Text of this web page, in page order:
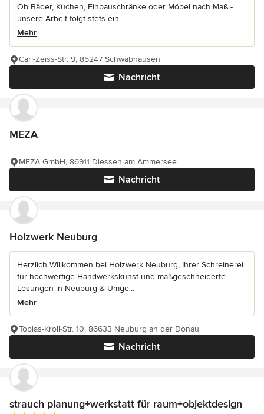
Ob Bäder, Küchen, Einbauschränke oder Möbel nach Maß -
unsere Arbeit folgt stets ein...
Mehr
Nachricht
Carl-Zeiss-Str. 9, 85247 Schwabhausen
MEZA
Nachricht
MEZA GmbH, 86911 Diessen am Ammersee
Holzwerk Neuburg
Herzlich Willkommen bei Holzwerk Neuburg, Ihrer Schreinerei
für hochwertige Handwerkskunst und maßgeschneiderte
Lösungen in Neuburg & Umge...
Mehr
Nachricht
Tobias-Kroll-Str. 10, 86633 Neuburg an der Donau
strauch planung+werkstatt für raum+objektdesign